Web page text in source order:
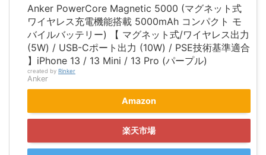
Anker PowerCore Magnetic 5000 (マグネット式
ワイヤレス充電機能搭載 5000mAh コンパクト モ
バイルバッテリー) 【 マグネット式/ワイヤレス出力
(5W) / USB-Cポート出力 (10W) / PSE技術基準適合
】iPhone 13 / 13 Mini / 13 Pro (パープル)
created by Rinker
Anker
Amazon
楽天市場